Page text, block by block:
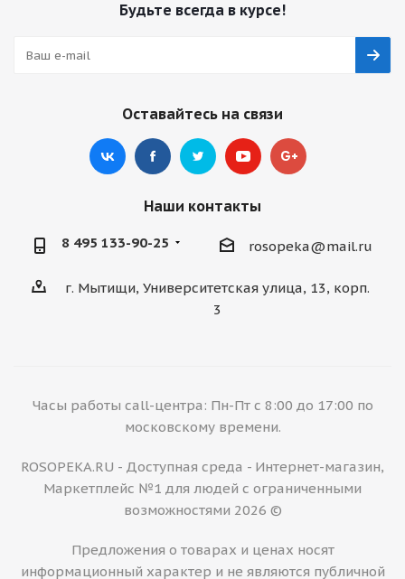
Будьте всегда в курсе!
Оставайтесь на связи
Наши контакты
8 495 133-90-25 rosopeka@mail.ru
г. Мытищи, Университетская улица, 13, корп.
3
Часы работы call-центра: Пн-Пт с 8:00 до 17:00 по
московскому времени.
ROSOPEKA.RU - Доступная среда - Интернет-магазин,
Маркетплейс №1 для людей с ограниченными
возможностями 2026 ©
Предложения о товарах и ценах носят
информационный характер и не являются публичной